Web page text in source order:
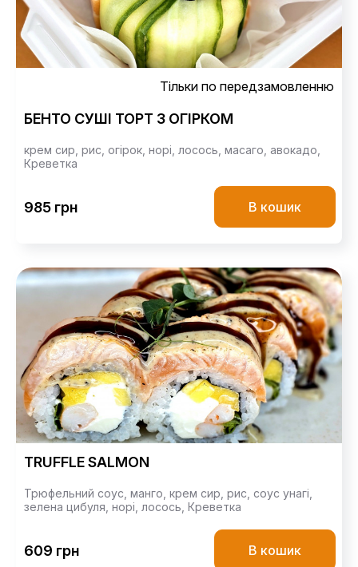
Тільки по передзамовленню
БЕНТО СУШІ ТОРТ З ОГІРКОМ
крем сир, рис, огірок, норі, лосось, масаго, авокадо,
Креветка
985 грн В кошик
TRUFFLE SALMON
Трюфельний соус, манго, крем сир, рис, соус унагі,
зелена цибуля, норі, лосось, Креветка
609 грн В кошик